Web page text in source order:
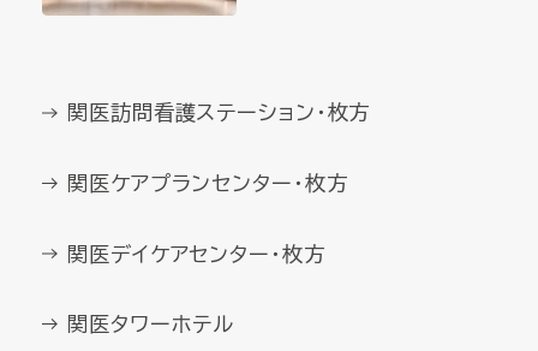
関医訪問看護ステーション・枚方
関医ケアプランセンター・枚方
関医デイケアセンター・枚方
関医タワーホテル